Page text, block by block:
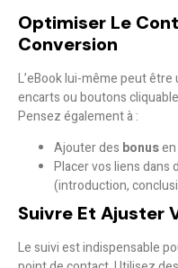
Optimiser Le
Conversion
L’eBook lui-même peut
encarts ou boutons
Pensez également à :
Ajouter des bonus
Placer vos liens dans
(introduction,
Suivre Et Ajuster
Le suivi est indispensable